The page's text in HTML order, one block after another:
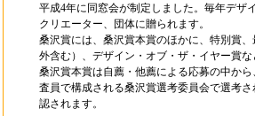
平成4年に同窓会が制定しました。毎年デザ
クリエーター、団体に贈られます。
桑沢賞には、桑沢賞本賞のほかに、特別賞
外含む）、デザイン・オブ・ザ・イヤー賞
桑沢賞本賞は自薦・他薦による応募の中か
査員で構成される桑沢賞選考委員会で選考
認されます。